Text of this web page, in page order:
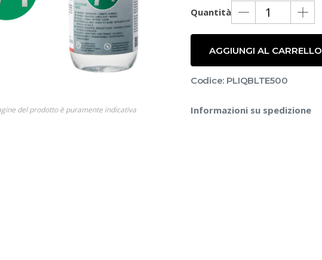
del prodotto è puramente indicativa
Quantità
AGGIUNGI AL CARRELLO
Codice: PLIQBLTE500
Informazioni su spedizione